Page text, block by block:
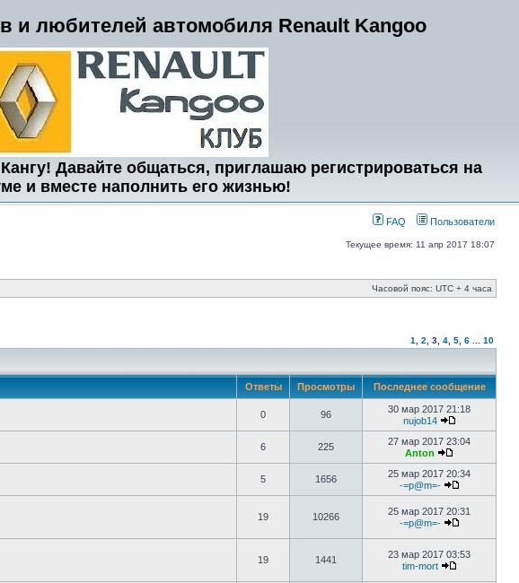
и любителей автомобиля Renault Kangoo
Давайте общаться, приглашаю регистрироваться на
и вместе наполнить его жизнью!
FAQ Пользователи
Текущее время: 11 апр 2017 18:07
Часовой пояс: UTC + 4 часа
1 2 3 4 5 6 10
Ответы Просмотры Последнее сообщение
0 96
30 мар 2017 21:18
nujob14
6 225
27 мар 2017 23:04
Anton
5 1656
25 мар 2017 20:34
-=p@m=-
19 10266
25 мар 2017 20:31
-=p@m=-
19 1441
23 мар 2017 03:53
tim-mort